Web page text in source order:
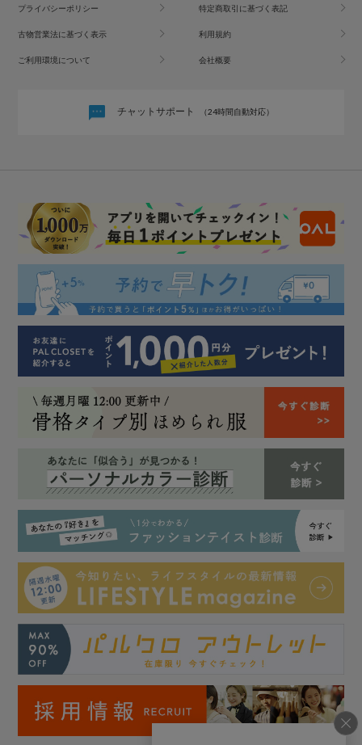
プライバシーポリシー 特定商取引に基づく表記
古物営業法に基づく表示 利用規約
ご利用環境について 会社概要
チャットサポート （24時間自動対応）